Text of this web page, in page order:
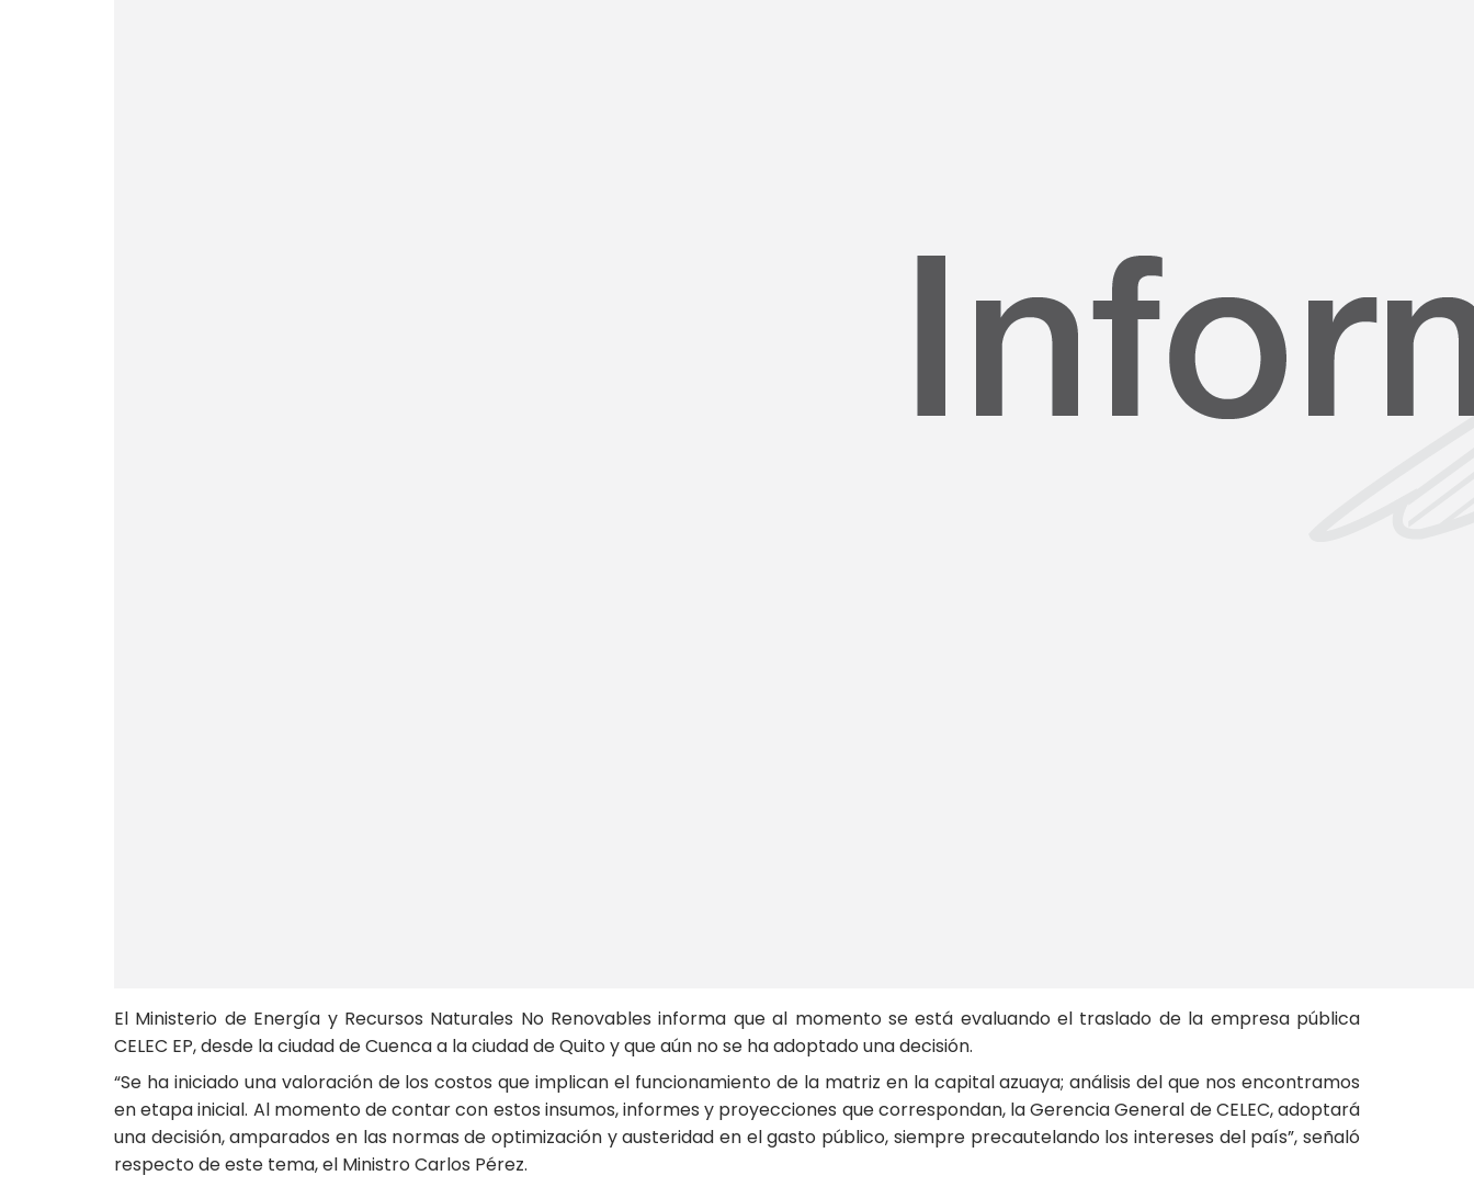
El Ministerio de Energía y Recursos Naturales No Renovables informa que al momento se está evaluando el traslado de la empresa pública
CELEC EP, desde la ciudad de Cuenca a la ciudad de Quito y que aún no se ha adoptado una decisión.
“Se ha iniciado una valoración de los costos que implican el funcionamiento de la matriz en la capital azuaya; análisis del que nos encontramos
en etapa inicial. Al momento de contar con estos insumos, informes y proyecciones que correspondan, la Gerencia General de CELEC, adoptará
una decisión, amparados en las normas de optimización y austeridad en el gasto público, siempre precautelando los intereses del país”, señaló
respecto de este tema, el Ministro Carlos Pérez.